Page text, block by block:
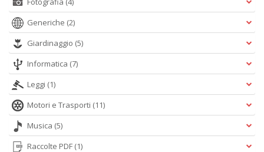
Generiche (2)
Giardinaggio (5)
Informatica (7)
Leggi (1)
Motori e Trasporti (11)
Musica (5)
Raccolte PDF (1)